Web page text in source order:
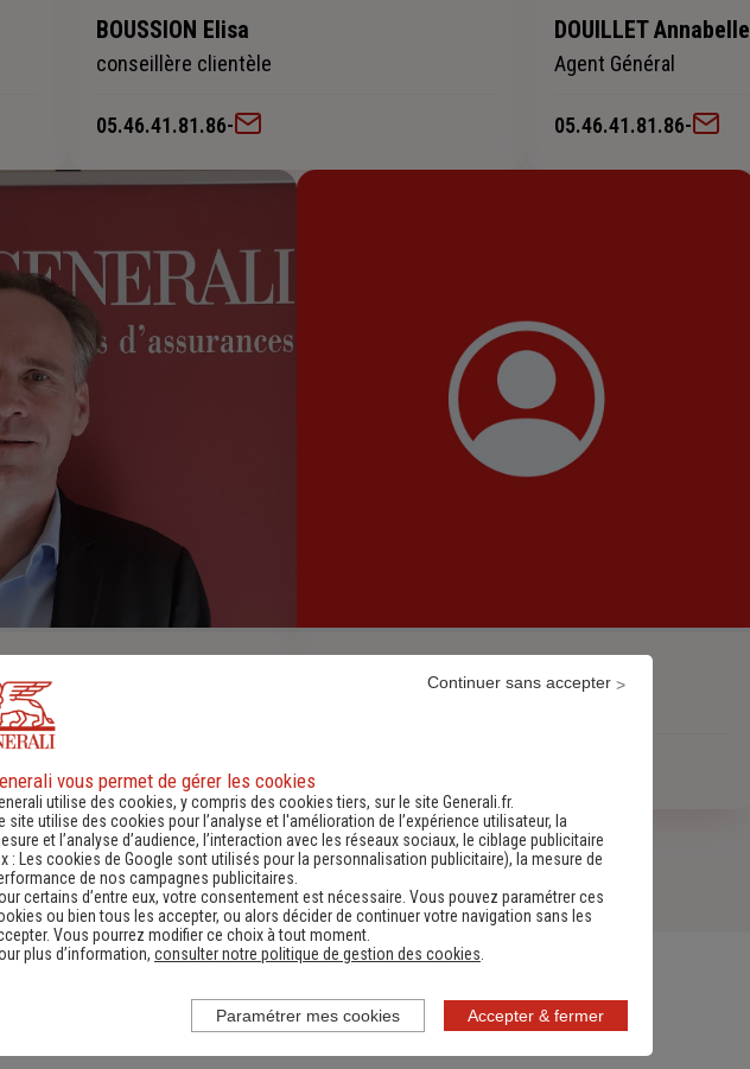
BOUSSION Elisa
conseillère clientèle
05.46.41.81.86-
DOUILLET Annabelle
Agent Général
05.46.41.81.86-
ADELINE Valérie
En savoir plus sur l'agence
vous permet de gérer les cookies
utilise des cookies, y compris des cookies tiers, sur le site Generali.fr.
site utilise des cookies pour l’analyse et l'amélioration de l’expérience utilisateur, la
et l’analyse d’audience, l’interaction avec les réseaux sociaux, le ciblage publicitaire
:
Les cookies de Google sont utilisés pour la personnalisation publicitaire), la mesure de
de nos campagnes publicitaires.
certains d’entre eux, votre consentement est nécessaire. Vous pouvez paramétrer ces
ou bien tous les accepter, ou alors décider de continuer votre navigation sans les
Vous pourrez modifier ce choix à tout moment.
plus d’information, consulter notre politique de gestion des cookies
Accepter & fermer
Continuer sans accepter
Paramétrer mes cookies